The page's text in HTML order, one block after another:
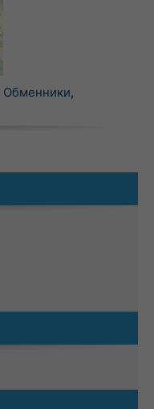
Обменники,